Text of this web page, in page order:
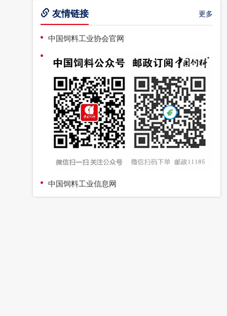
友情链接 更多
中国饲料工业协会官网
中国饲料工业信息网